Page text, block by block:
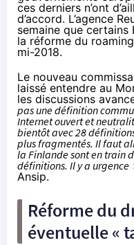
ces derniers n’ont
d’accord. L’agence
semaine que
la réforme du
mi-2018.
Le nouveau
laissé entendre au
les discussions
pas une définition
Internet ouvert et
bientôt avec 28
plus fragmentés. Il faut
la Finlande sont en train
définitions. Il y a urgence
Ansip.
Réforme du
éventuelle «